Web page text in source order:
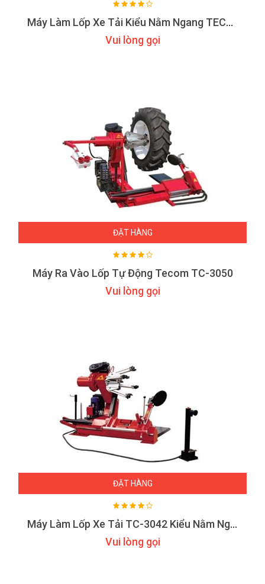
Máy Làm Lốp Xe Tải Kiểu Nằm Ngang TECOM TC-3056 14″-56″
Vui lòng gọi
ĐẶT HÀNG
Máy Ra Vào Lốp Tự Động Tecom TC-3050
Vui lòng gọi
ĐẶT HÀNG
Máy Làm Lốp Xe Tải TC-3042 Kiểu Nằm Ngang
Vui lòng gọi